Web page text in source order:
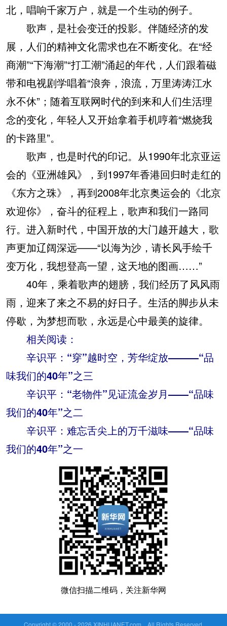
北，唱响千家万户，就是一个生动的例子。
歌声，是社会变迁的投影。伴随经济的发
展，人们的精神文化需求也在不断变化。在“经
商潮”“下海潮”“打工潮”涌起的年代，人们跟着磁
带和电视剧学唱着“浪奔，浪流，万里涛涛江水
永不休”；随着互联网时代的到来和人们生活理
念的变化，年轻人又开始拿着手机哼着“燃烧我
的卡路里”。
歌声，也是时代的印记。从1990年北京亚运
会的《亚洲雄风》，到1997年香港回归时走红的
《东方之珠》，再到2008年北京奥运会的《北京
欢迎你》，奋斗的征程上，歌声和我们一路同
行。进入新时代，中国开放的大门越开越大，歌
声更加辽阔深远——“以海为沙，请长风手绘千
变万化，我想登高一望，这天地的图画……”
40年，乘着歌声的翅膀，我们经历了风风雨
雨，迎来了来之不易的好日子。生活的脚步从未
停歇，为梦想而歌，永远是心中最美的旋律。
相关阅读：
辛识平：“穿”越时空，芳华绽放———“品
味我们的40年”之三
辛识平：“老物件”见证流金岁月——“品味
我们的40年”之二
辛识平：难忘舌尖上的万千滋味——“品味
我们的40年”之一
微信扫描二维码，关注新华网
Copyright © 2000 -2026 XINHUANET.com All Rights Reserved.